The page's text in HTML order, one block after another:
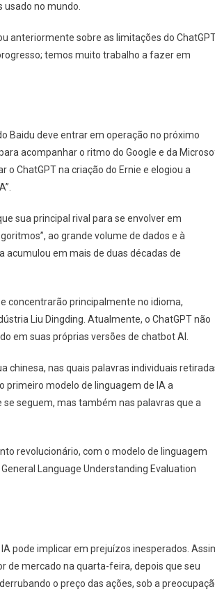
no mundo.
anteriormente sobre as limitações do
temos muito trabalho a fazer em
Baidu deve entrar em operação no próximo
acompanhar o ritmo do Google e da
o ChatGPT na criação do Ernie e elogiou a
sua principal rival para se envolver em
ao grande volume de dados e à
em mais de duas décadas de
concentrarão principalmente no idioma,
Liu Dingding. Atualmente, o ChatGPT não
em suas próprias versões de chatbot AI.
chinesa, nas quais palavras individuais
primeiro modelo de linguagem de IA a
seguem, mas também nas palavras que a
revolucionário, com o modelo de linguagem
Language Understanding Evaluation
pode implicar em prejuízos inesperados.
de mercado na quarta-feira, depois que seu
o preço das ações, sob a